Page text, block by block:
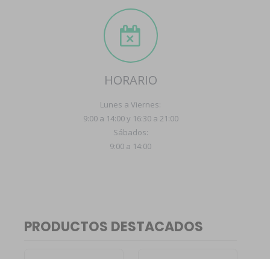
HORARIO
Lunes a Viernes:
9:00 a 14:00 y 16:30 a 21:00
Sábados:
9:00 a 14:00